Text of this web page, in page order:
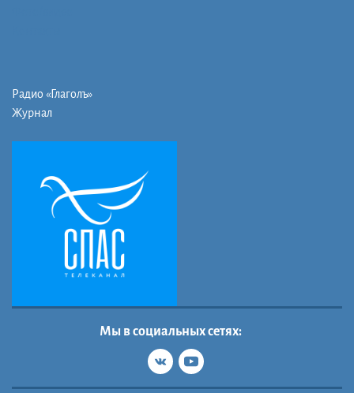
Радио «Глаголъ»
Журнал
Мы в социальных сетях: